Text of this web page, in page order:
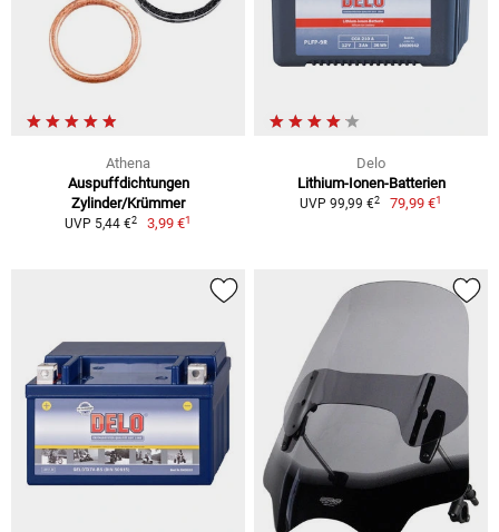
Athena
Auspuffdichtungen
Zylinder/Krümmer
UVP 5,44 €2 3,99 €1
Delo
Lithium-Ionen-Batterien
UVP 99,99 €2 79,99 €1